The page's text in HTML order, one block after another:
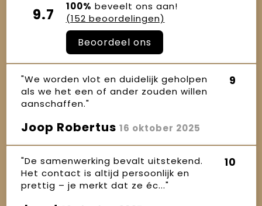
9.7 100% beveelt ons aan!
(152 beoordelingen)
Beoordeel ons
"We worden vlot en duidelijk geholpen
als we het een of ander zouden willen
aanschaffen."
9
Joop Robertus 16 oktober 2025
"De samenwerking bevalt uitstekend.
Het contact is altijd persoonlijk en
prettig – je merkt dat ze éc..."
10